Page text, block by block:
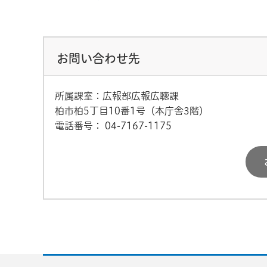
お問い合わせ先
所属課室：広報部広報広聴課
柏市柏5丁目10番1号（本庁舎3階）
電話番号：
04-7167-1175